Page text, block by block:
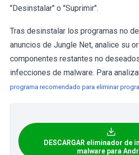
"Desinstalar" o "Suprimir".
Tras desinstalar los programas no
anuncios de Jungle Net, analice su
componentes restantes no
infecciones de malware. Para
programa recomendado para eliminar
DESCARGAR eliminador de
malware para